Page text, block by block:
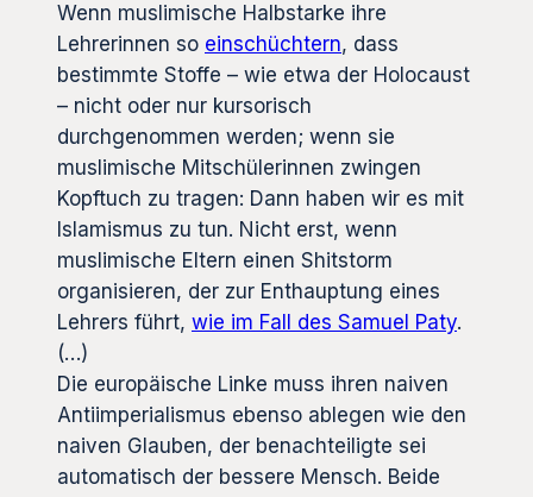
Wenn muslimische Halbstarke ihre
Lehrerinnen so einschüchtern, dass
bestimmte Stoffe – wie etwa der Holocaust
– nicht oder nur kursorisch
durchgenommen werden; wenn sie
muslimische Mitschülerinnen zwingen
Kopftuch zu tragen: Dann haben wir es mit
Islamismus zu tun. Nicht erst, wenn
muslimische Eltern einen Shitstorm
organisieren, der zur Enthauptung eines
Lehrers führt, wie im Fall des Samuel Paty.
(…)
Die europäische Linke muss ihren naiven
Antiimperialismus ebenso ablegen wie den
naiven Glauben, der benachteiligte sei
automatisch der bessere Mensch. Beide